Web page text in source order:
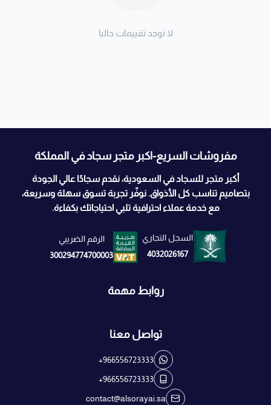
لا توجد تقييمات حاليا
مفروشات السريع-اكبر متجر سجاد في المملكة
أكبر متجر للسجاد في السعودية، نقدم سجادًا عالي الجودة
بتصاميم تناسب كل الأذواق. نوفّر تجربة تسوق سهلة وسريعة،
مع خدمة عملاء احترافية تلبي احتياجاتك بكفاءة.
السجل التجاري
4032026167
الرقم الضريبي
300294774700003
روابط مهمة
تواصل معنا
+966556723333
+966556723333
contact@alsorayai.sa